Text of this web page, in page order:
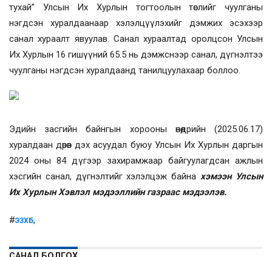
тухай” Улсын Их Хурлын тогтоолын төслийг чуулганы
нэгдсэн хуралдаанаар хэлэлцүүлэхийг дэмжих эсэхээр
санал хураалт явуулав. Санал хураалтад оролцсон Улсын
Их Хурлын 16 гишүүний 65.5 нь дэмжснээр санал, дүгнэлтээ
чуулганы нэгдсэн хуралдаанд танилцуулахаар боллоо.
Эдийн засгийн байнгын хорооны өнөөдрийн (2025.06.17)
хуралдаан дөрөв дэх асуудал буюу Улсын Их Хурлын даргын
2024 оны 84 дүгээр захирамжаар байгуулагдсан ажлын
хэсгийн санал, дүгнэлтийг хэлэлцэж байнахэмээн Улсын
Их Хурлын Хэвлэл мэдээллийн газраас мэдээлэв.
#ЭЗХБ,